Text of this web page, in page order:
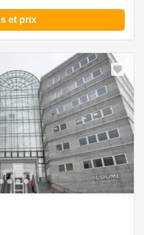
et prix
Dôme, BP 12910,